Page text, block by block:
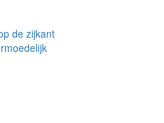
de zijkant